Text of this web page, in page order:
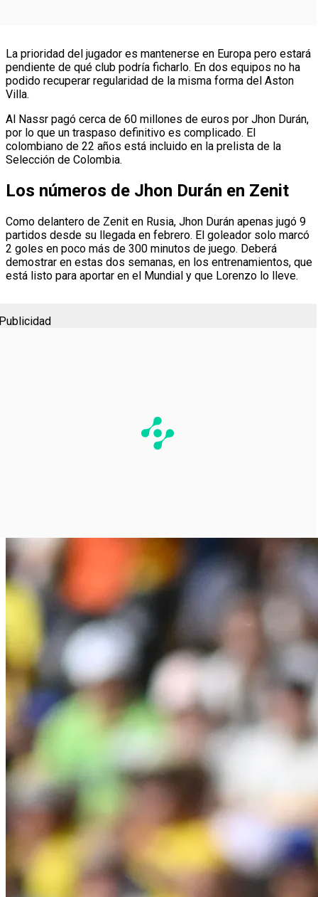
La prioridad del jugador es mantenerse en Europa pero estará
pendiente de qué club podría ficharlo. En dos equipos no ha
podido recuperar regularidad de la misma forma del Aston
Villa.
Al Nassr pagó cerca de 60 millones de euros por Jhon Durán,
por lo que un traspaso definitivo es complicado. El
colombiano de 22 años está incluido en la prelista de la
Selección de Colombia.
Los números de Jhon Durán en Zenit
Como delantero de Zenit en Rusia, Jhon Durán apenas jugó 9
partidos desde su llegada en febrero. El goleador solo marcó
2 goles en poco más de 300 minutos de juego. Deberá
demostrar en estas dos semanas, en los entrenamientos, que
está listo para aportar en el Mundial y que Lorenzo lo lleve.